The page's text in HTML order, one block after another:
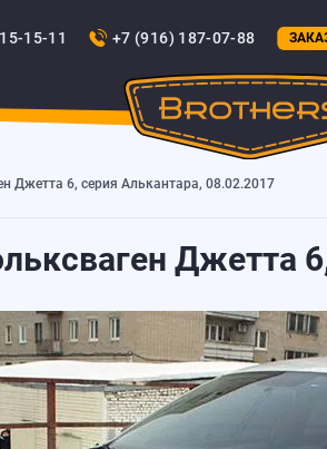
15-11 +7 (916) 187-07-88
Джетта 6, серия Алькантара, 08.02.2017
Джетта